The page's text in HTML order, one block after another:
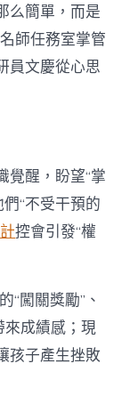
么簡單，而是
師任務室掌管
員文慶從心思
覺醒，盼望“掌
“不受干預的
控會引發“權
“闖關獎勵”、
來成績感；現
孩子產生挫敗